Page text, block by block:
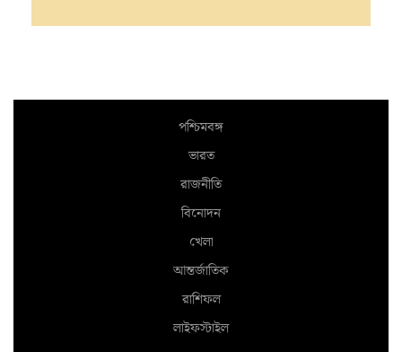
পশ্চিমবঙ্গ
ভারত
রাজনীতি
বিনোদন
খেলা
আন্তর্জাতিক
রাশিফল
লাইফস্টাইল